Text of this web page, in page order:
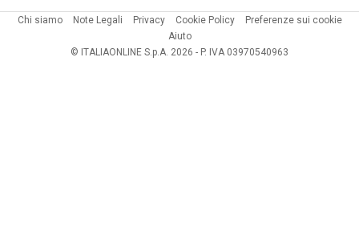
Chi siamo Note Legali Privacy Cookie Policy
Preferenze sui cookie
Aiuto
© ITALIAONLINE S.p.A. 2026 - P. IVA 03970540963